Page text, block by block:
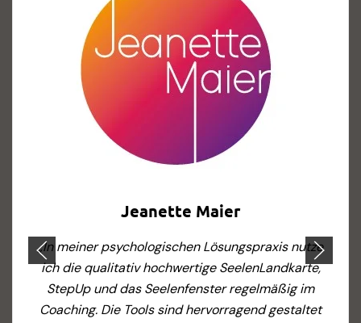
ich wollte … Ihnen mitteilen, dass ich auch von
begeistert bin. Die On Board-Seelenlandkarte hat
Burnout zurück ins Leben geholfen und auch das
Schatzkästchen hat schon sehr viel bewirkt. Es sind
ganz wunderbare, einfache Hilfen für Menschen,
wieder mit sich selbst in Kontakt zu kommen. Vielen